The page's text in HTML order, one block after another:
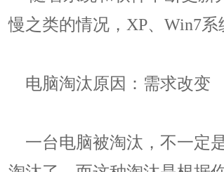
慢之类的情况，XP、Win7
电脑淘汰原因：需求改变
一台电脑被淘汰，不一定